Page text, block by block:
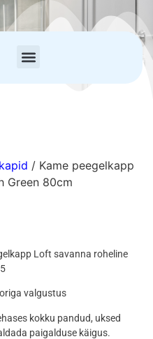
/ Kame peegelkapp
Green 80cm
Loft savanna roheline
valgustus
kokku pandud, uksed
paigalduse käigus.